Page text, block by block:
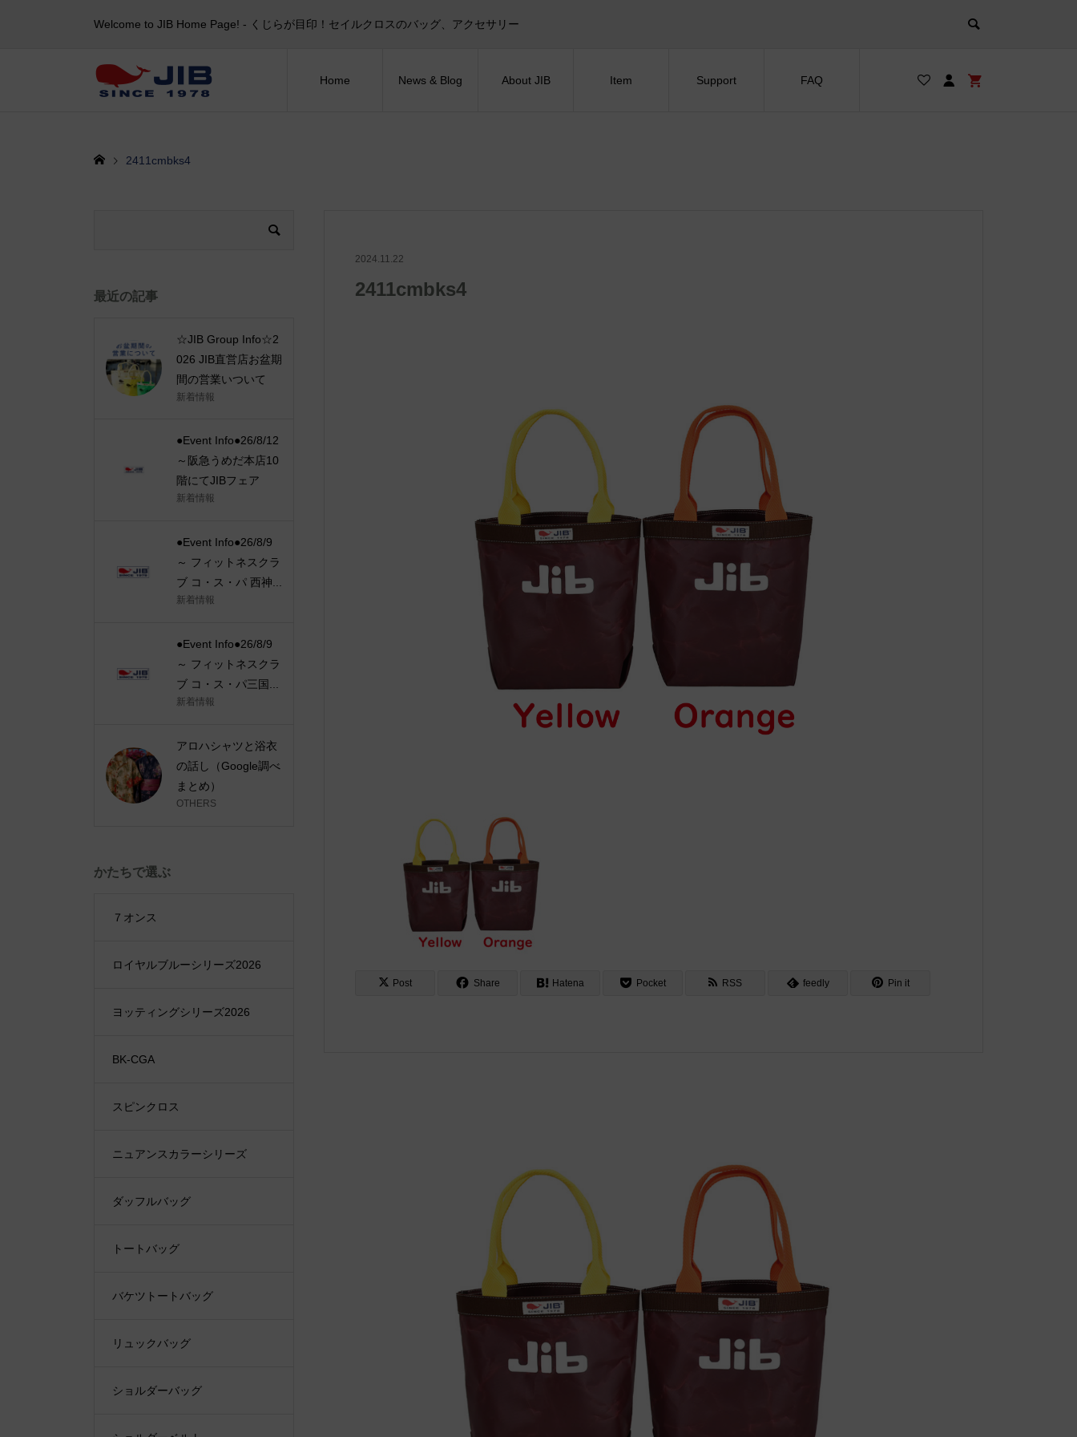
Welcome to JIB Home Page! ‐ くじらが目印！セイルクロスのバッグ、アクセサリー
Home News & Blog About JIB Item Support FAQ
2411cmbks4
2024.11.22
2411cmbks4
Post Share Hatena Pocket RSS feedly Pin it
最近の記事
☆JIB Group Info☆2
026 JIB直営店お盆期
間の営業いついて
新着情報
●Event Info●26/8/12
～阪急うめだ本店10
階にてJIBフェア
新着情報
●Event Info●26/8/9
～ フィットネスクラ
ブ コ・ス・パ 西神...
新着情報
●Event Info●26/8/9
～ フィットネスクラ
ブ コ・ス・パ三国...
新着情報
アロハシャツと浴衣
の話し（Google調べ
まとめ）
OTHERS
かたちで選ぶ
７オンス
ロイヤルブルーシリーズ2026
ヨッティングシリーズ2026
BK-CGA
スピンクロス
ニュアンスカラーシリーズ
ダッフルバッグ
トートバッグ
バケツトートバッグ
リュックバッグ
ショルダーバッグ